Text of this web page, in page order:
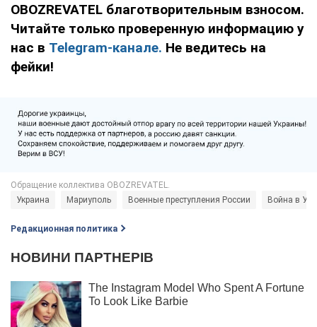
OBOZREVATEL благотворительным взносом.
Читайте только проверенную информацию у
нас в Telegram-канале. Не ведитесь на
фейки!
Украина Мариуполь Военные преступления России Война в
Редакционная политика